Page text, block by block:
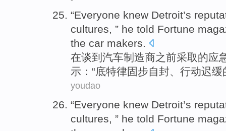
“Everyone knew Detroit’s
cultures, ” he told Fortune
the car makers.
在谈到 汽车制造商之前采取的应
示：“底特律固步自封、 行动迟缓
youdao
“Everyone knew Detroit’s
cultures, ” he told Fortune